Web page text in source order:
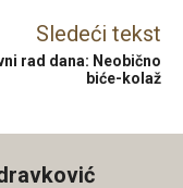
Sledeći tekst
rad dana: Neobično
biće-kolaž